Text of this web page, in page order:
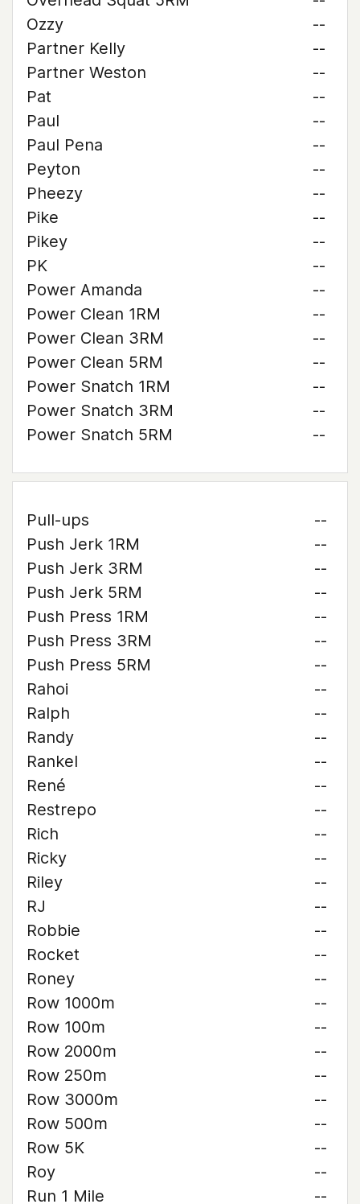
Ozzy
--
Partner Kelly
--
Partner Weston
--
Pat
--
Paul
--
Paul Pena
--
Peyton
--
Pheezy
--
Pike
--
Pikey
--
PK
--
Power Amanda
--
Power Clean 1RM
--
Power Clean 3RM
--
Power Clean 5RM
--
Power Snatch 1RM
--
Power Snatch 3RM
--
Power Snatch 5RM
--
Pull-ups
--
Push Jerk 1RM
--
Push Jerk 3RM
--
Push Jerk 5RM
--
Push Press 1RM
--
Push Press 3RM
--
Push Press 5RM
--
Rahoi
--
Ralph
--
Randy
--
Rankel
--
René
--
Restrepo
--
Rich
--
Ricky
--
Riley
--
RJ
--
Robbie
--
Rocket
--
Roney
--
Row 1000m
--
Row 100m
--
Row 2000m
--
Row 250m
--
Row 3000m
--
Row 500m
--
Row 5K
--
Roy
--
Run 1 Mile
--